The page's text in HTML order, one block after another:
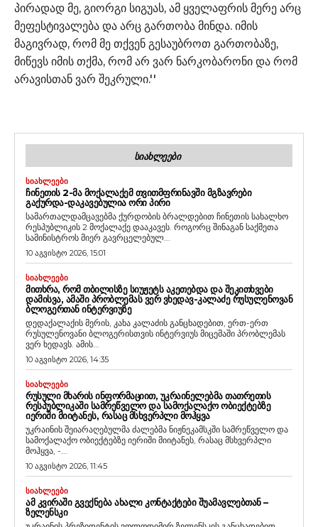
პირადად მე, გიორგი სიგუას, ამ ყველაფრის მერე არც
მეფესტივალება და არც გართობა მინდა. იმის
მაგივრად, რომ მე თქვენ გესაუბროთ გართობაზე,
მიწევს იმის თქმა, რომ არ ვარ ნარკობარონი და რომ
არავისთან ვარ შეკრული.''
ᲡᲘᲐᲮᲚᲔᲔᲑᲘ
ᲡᲘᲐᲮᲚᲔᲔᲑᲘ
ᲩᲘᲜᲔᲗᲘᲡ 2-ᲛᲐ ᲛᲝᲥᲐᲚᲐᲥᲔᲛ ᲗᲕᲘᲗᲛᲤᲠᲘᲜᲐᲕᲨᲘ ᲛᲒᲖᲐᲕᲠᲔᲑᲘ
ᲒᲐᲥᲣᲠᲓᲐ-ᲓᲐᲙᲐᲕᲔᲑᲣᲚᲘᲐ ᲝᲠᲘ ᲞᲘᲠᲘ
სამართალდამცავებმა ქურდობის ბრალდებით ჩინეთის სახალხო
რესპუბლიკის 2 მოქალაქე დააკავეს. როგორც შინაგან საქმეთა
სამინისტროს მიერ გავრცელებულ...
10 აგვისტო 2026, 15:01
ᲡᲘᲐᲮᲚᲔᲔᲑᲘ
ᲛᲘᲗᲮᲠᲐ, ᲠᲝᲛ ᲗᲑᲘᲚᲘᲡᲖᲔ ᲡᲘᲣᲟᲔᲢᲡ ᲐᲙᲔᲗᲔᲑᲓᲐ ᲓᲐ ᲨᲔᲙᲘᲗᲮᲕᲔᲑᲘ
ᲓᲐᲛᲘᲡᲕᲐ, ᲐᲛᲐᲨᲘ ᲞᲠᲝᲑᲚᲔᲛᲐᲡ ᲕᲔᲠ ᲕᲮᲔᲓᲐᲕ-ᲙᲐᲚᲐᲫᲔ ᲠᲣᲡᲣᲚᲔᲜᲝᲕᲐᲜ
ᲑᲚᲝᲒᲔᲠᲗᲐᲜ ᲘᲜᲢᲔᲠᲕᲘᲣᲖᲔ
დედაქალაქის მერის, კახა კალაძის განცხადებით, ერთ-ერთ
რუსულენოვანი ბლოგერისთვის ინტერვიუს მიცემაში პრობლემას
ვერ ხედავს. ამის...
10 აგვისტო 2026, 14:35
ᲡᲘᲐᲮᲚᲔᲔᲑᲘ
ᲠᲣᲡᲣᲚᲘ ᲛᲮᲐᲠᲘᲡ ᲘᲜᲤᲝᲠᲛᲐᲪᲘᲘᲗ, ᲣᲙᲠᲐᲘᲜᲔᲚᲔᲑᲛᲐ ᲗᲐᲗᲠᲔᲗᲘᲡ
ᲠᲔᲡᲞᲣᲑᲚᲘᲙᲐᲨᲘ ᲡᲐᲛᲠᲔᲬᲕᲔᲚᲝ ᲓᲐ ᲡᲐᲛᲝᲥᲐᲚᲐᲥᲝ ᲝᲑᲘᲔᲥᲢᲔᲑᲖᲔ
ᲘᲔᲠᲘᲨᲘ ᲛᲘᲘᲢᲐᲜᲔᲡ, ᲠᲐᲡᲐᲪ ᲛᲡᲮᲕᲔᲠᲞᲚᲘ ᲛᲝᲰᲧᲕᲐ
უკრაინის შეიარაღებულმა ძალებმა ნიჟნეკამსკში სამრეწველო და
სამოქალაქო ობიექტებზე იერიში მიიტანეს, რასაც მსხვერპლი
მოჰყვა, -...
10 აგვისტო 2026, 11:45
ᲡᲘᲐᲮᲚᲔᲔᲑᲘ
ᲐᲛ ᲙᲕᲘᲠᲐᲨᲘ ᲒᲕᲔᲥᲜᲔᲑᲐ ᲐᲮᲐᲚᲘ ᲙᲝᲜᲢᲐᲥᲢᲔᲑᲘ ᲨᲣᲐᲛᲐᲕᲚᲔᲑᲗᲐᲜ –
ᲖᲔᲚᲔᲜᲡᲙᲘ